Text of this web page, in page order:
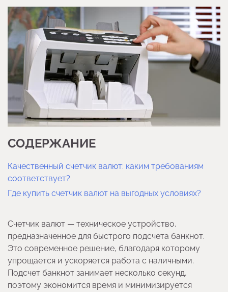
СОДЕРЖАНИЕ
Качественный счетчик валют: каким требованиям
соответствует?
Где купить счетчик валют на выгодных условиях?
Счетчик валют — техническое устройство,
предназначенное для быстрого подсчета банкнот.
Это современное решение, благодаря которому
упрощается и ускоряется работа с наличными.
Подсчет банкнот занимает несколько секунд,
поэтому экономится время и минимизируется